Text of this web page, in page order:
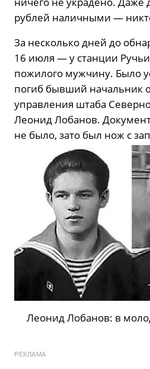
рублей наличными —
За несколько дней до
16 июля — у станции Ручьи
пожилого мужчину. Было
погиб бывший начальник
управления штаба
Леонид Лобанов.
не было, зато был нож с
Леонид Лобанов: в
РЕКЛАМА